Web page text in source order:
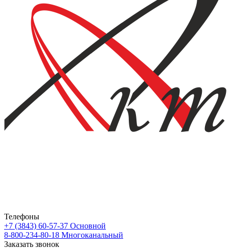
Телефоны
+7 (3843) 60-57-37 Основной
8-800-234-80-18 Многоканальный
Заказать звонок